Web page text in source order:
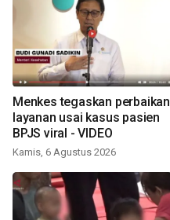
Menkes tegaskan perbaikan
layanan usai kasus pasien
BPJS viral - VIDEO
Kamis, 6 Agustus 2026